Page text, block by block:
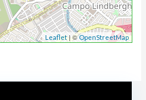
Leaflet| ©OpenStreetMap